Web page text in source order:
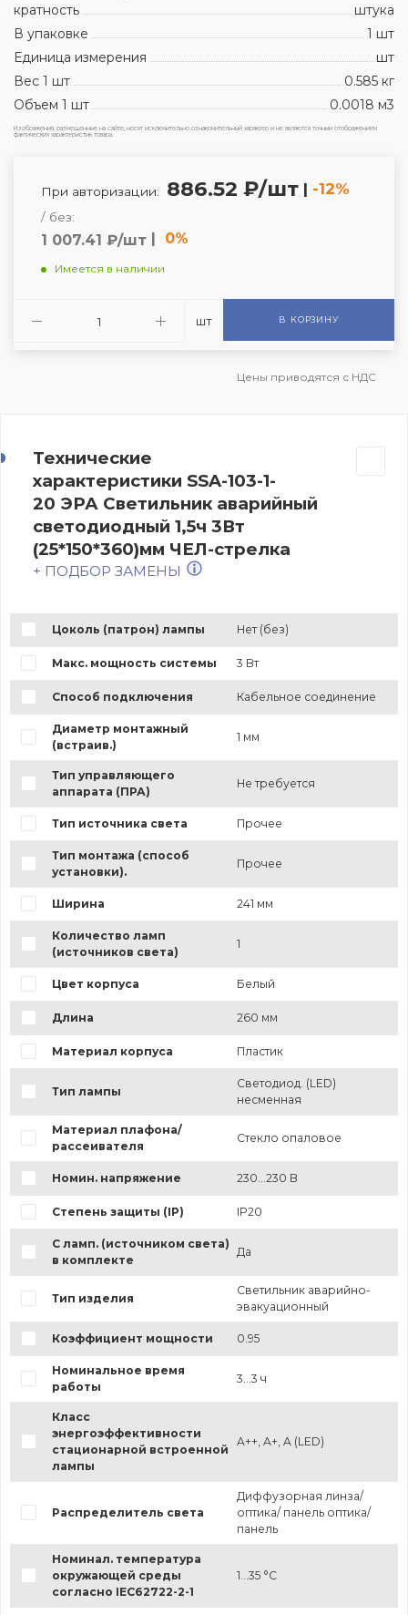
кратность
штука
В упаковке
1 шт
Единица измерения
шт
Вес 1 шт
0.585 кг
Объем 1 шт
0.0018 м3
Изображения, размещенные на сайте, носят исключительно ознакомительный характер и не являются точным отображением
фактических характеристик товара.
При авторизации: 886.52 ₽/шт | -12%
/ без:
1 007.41 ₽/шт 0%
Имеется в наличии
шт В КОРЗИНУ
Цены приводятся с НДС
Технические
характеристики SSA-103-1-
20 ЭРА Светильник аварийный
светодиодный 1,5ч 3Вт
(25*150*360)мм ЧЕЛ-стрелка
+ ПОДБОР ЗАМЕНЫ
Цоколь (патрон) лампы Нет (без)
Макс. мощность системы 3 Вт
Способ подключения Кабельное соединение
Диаметр монтажный
(встраив.)
1 мм
Тип управляющего
аппарата (ПРА)
Не требуется
Тип источника света Прочее
Тип монтажа (способ
установки).
Прочее
Ширина 241 мм
Количество ламп
(источников света)
1
Цвет корпуса Белый
Длина 260 мм
Материал корпуса Пластик
Тип лампы
Светодиод. (LED)
несменная
Материал плафона/
рассеивателя
Стекло опаловое
Номин. напряжение 230...230 В
Степень защиты (IP) IP20
С ламп. (источником света)
в комплекте
Да
Тип изделия
Светильник аварийно-
эвакуационный
Коэффициент мощности 0.95
Номинальное время
работы
3...3 ч
Класс
энергоэффективности
стационарной встроенной
лампы
A++, A+, A (LED)
Распределитель света
Диффузорная линза/
оптика/ панель оптика/
панель
Номинал. температура
окружающей среды
согласно IEC62722-2-1
1...35 °C